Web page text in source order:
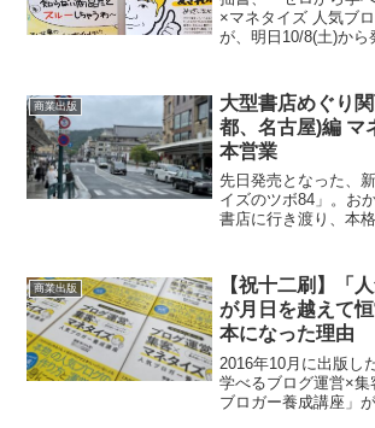
×マネタイズ 人気ブ
が、明日10/8(土)から
ました。データはい
可能になって...
商業出版
大型書店めぐり
都、名古屋)編 マ
本営業
先日発売となった、
イズのツボ84」。お
書店に行き渡り、本
持参して、東京に引
方面の大型書店へ営...
商業出版
【祝十二刷】「
が月日を越えて
本になった理由
2016年10月に出版し
学べるブログ運営×
ブロガー養成講座」